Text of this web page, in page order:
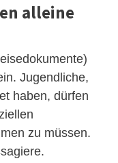
alleine
Jugendliche,
haben, dürfen
zu müssen.